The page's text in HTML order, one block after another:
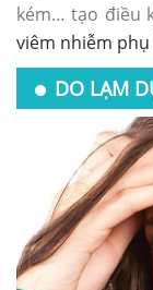
kém… tạo điều
viêm nhiễm phụ
DO LẠM